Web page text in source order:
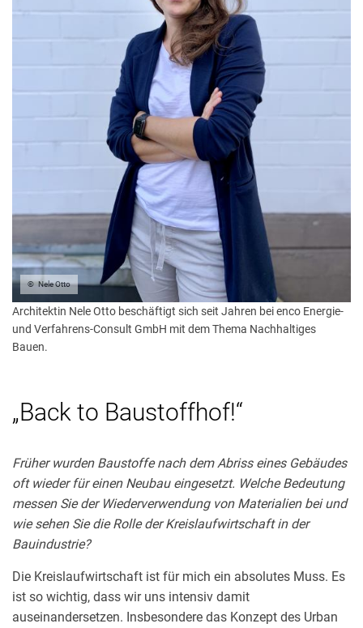
Nele Otto
Architektin Nele Otto beschäftigt sich seit Jahren bei enco Energie-
und Verfahrens-Consult GmbH mit dem Thema Nachhaltiges
Bauen.
„Back to Baustoffhof!“
Früher wurden Baustoffe nach dem Abriss eines Gebäudes
oft wieder für einen Neubau eingesetzt. Welche Bedeutung
messen Sie der Wiederverwendung von Materialien bei und
wie sehen Sie die Rolle der Kreislaufwirtschaft in der
Bauindustrie?
Die Kreislaufwirtschaft ist für mich ein absolutes Muss. Es
ist so wichtig, dass wir uns intensiv damit
auseinandersetzen. Insbesondere das Konzept des Urban